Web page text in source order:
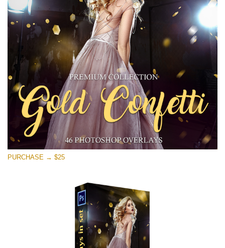
(1783 Overlays)
Large 6000*4000px
Free download
PURCHASE → $25